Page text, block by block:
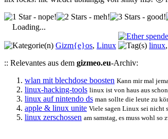
Loading...
Gizm{e}os, Linux linux,
:: Relevantes aus dem gizmeo.eu-Archiv:
wlan mit blechdose boosten Kann mir mal
linux-hacking-tools linux ist von haus aus
linux auf nintendo ds man sollte die leute zu
apple & linux unite Viele sagen Linux sei nicht
linux zerschossen am samstag, es muss wohl